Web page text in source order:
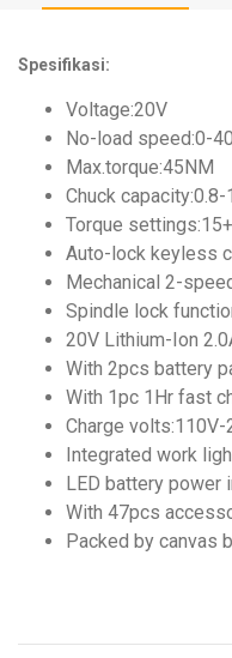
Spesifikasi:
Voltage:20V
No-load speed:0-
Max.torque:45NM
Chuck capacity:0.8-
Torque
Auto-lock keyless
Mechanical 2-
Spindle lock
20V Lithium-Ion
With 2pcs battery
With 1pc 1Hr fast
Charge
Integrated work
LED battery power
With 47pcs
Packed by canvas
Machines
Garden
Tools
Sparepart